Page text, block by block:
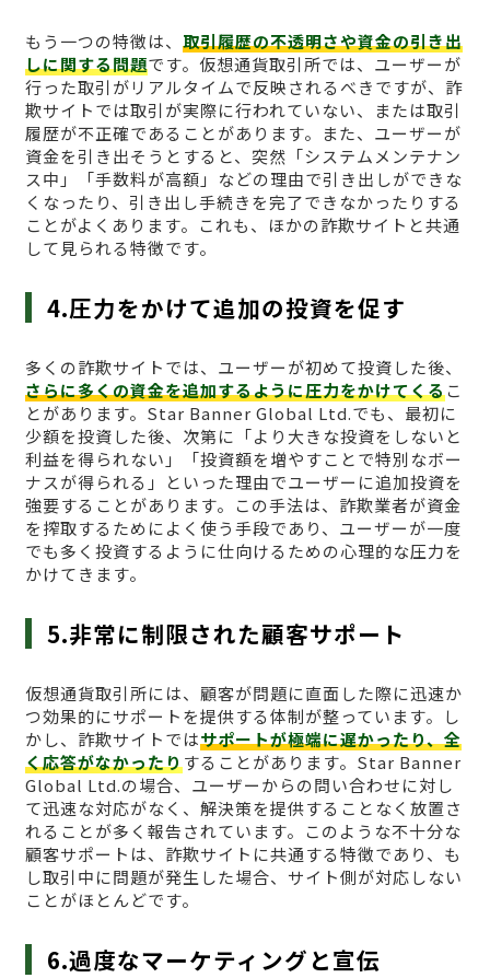
もう一つの特徴は、 取引履歴の不透明さや資金の引き出
しに関する問題です。仮想通貨取引所では、ユーザーが
行った取引がリアルタイムで反映されるべきですが、詐
欺サイトでは取引が実際に行われていない、または取引
履歴が不正確であることがあります。また、ユーザーが
資金を引き出そうとすると、突然「システムメンテナン
ス中」「手数料が高額」などの理由で引き出しができな
くなったり、引き出し手続きを完了できなかったりする
ことがよくあります。これも、ほかの詐欺サイトと共通
して見られる特徴です。
4.圧力をかけて追加の投資を促す
多くの詐欺サイトでは、ユーザーが初めて投資した後、
さらに多くの資金を追加するように圧力をかけてくるこ
とがあります。Star Banner Global Ltd.でも、最初に
少額を投資した後、次第に「より大きな投資をしないと
利益を得られない」「投資額を増やすことで特別なボー
ナスが得られる」といった理由でユーザーに追加投資を
強要することがあります。この手法は、詐欺業者が資金
を搾取するためによく使う手段であり、ユーザーが一度
でも多く投資するように仕向けるための心理的な圧力を
かけてきます。
5.非常に制限された顧客サポート
仮想通貨取引所には、顧客が問題に直面した際に迅速か
つ効果的にサポートを提供する体制が整っています。し
かし、詐欺サイトではサポートが極端に遅かったり、全
く応答がなかったりすることがあります。Star Banner
Global Ltd.の場合、ユーザーからの問い合わせに対し
て迅速な対応がなく、解決策を提供することなく放置さ
れることが多く報告されています。このような不十分な
顧客サポートは、詐欺サイトに共通する特徴であり、も
し取引中に問題が発生した場合、サイト側が対応しない
ことがほとんどです。
6.過度なマーケティングと宣伝